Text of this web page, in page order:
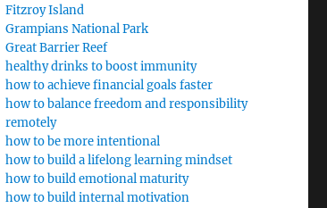
Fitzroy Island
Grampians National Park
Great Barrier Reef
healthy drinks to boost immunity
how to achieve financial goals faster
how to balance freedom and responsibility
remotely
how to be more intentional
how to build a lifelong learning mindset
how to build emotional maturity
how to build internal motivation